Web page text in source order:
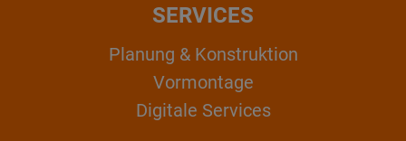
SERVICES
Planung & Konstruktion
Vormontage
Digitale Services